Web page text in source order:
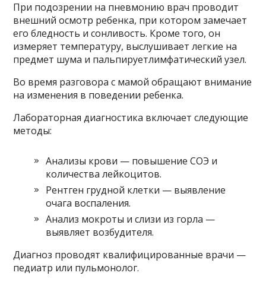
При подозрении на пневмонию врач проводит
внешний осмотр ребенка, при котором замечает
его бледность и сонливость. Кроме того, он
измеряет температуру, выслушивает легкие на
предмет шума и пальпируетлимфатический узел.
Во время разговора с мамой обращают внимание
на изменения в поведении ребенка.
Лабораторная диагностика включает следующие
методы:
Анализы крови — повышение СОЭ и
количества лейкоцитов.
Рентген грудной клетки — выявление
очага воспаления.
Анализ мокроты и слизи из горла —
выявляет возбудителя.
Диагноз проводят квалифицированные врачи —
педиатр или пульмонолог.